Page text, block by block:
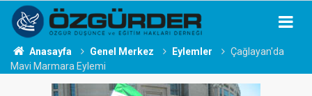
Anasayfa Genel Merkez Eylemler
Çağlayan'da
Mavi Marmara Eylemi